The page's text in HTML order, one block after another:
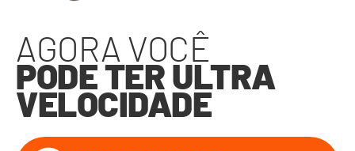
AGORA VOCÊ
PODE TER ULTRA
VELOCIDADE